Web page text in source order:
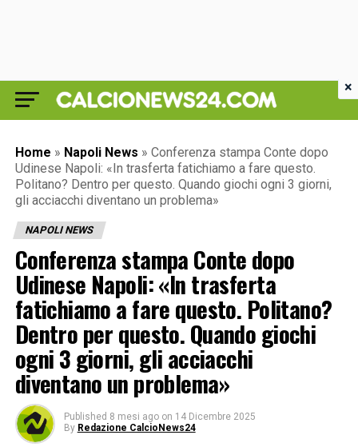
Home » Napoli News » Conferenza stampa Conte dopo
Udinese Napoli: «In trasferta fatichiamo a fare questo.
Politano? Dentro per questo. Quando giochi ogni 3 giorni,
gli acciacchi diventano un problema»
NAPOLI NEWS
Conferenza stampa Conte dopo
Udinese Napoli: «In trasferta
fatichiamo a fare questo. Politano?
Dentro per questo. Quando giochi
ogni 3 giorni, gli acciacchi
diventano un problema»
Published 8 mesi ago on 14 Dicembre 2025
By Redazione CalcioNews24
×